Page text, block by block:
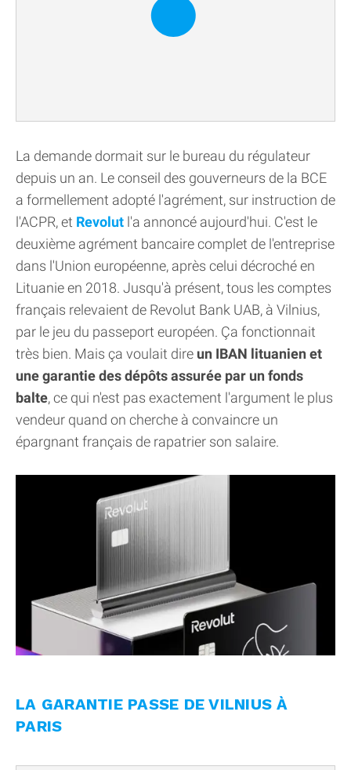
La demande dormait sur le bureau du régulateur
depuis un an. Le conseil des gouverneurs de la BCE
a formellement adopté l'agrément, sur instruction de
l'ACPR, et Revolut l'a annoncé aujourd'hui. C'est le
deuxième agrément bancaire complet de l'entreprise
dans l'Union européenne, après celui décroché en
Lituanie en 2018. Jusqu'à présent, tous les comptes
français relevaient de Revolut Bank UAB, à Vilnius,
par le jeu du passeport européen. Ça fonctionnait
très bien. Mais ça voulait dire un IBAN lituanien et
une garantie des dépôts assurée par un fonds
balte, ce qui n'est pas exactement l'argument le plus
vendeur quand on cherche à convaincre un
épargnant français de rapatrier son salaire.
LA GARANTIE PASSE DE VILNIUS À
PARIS